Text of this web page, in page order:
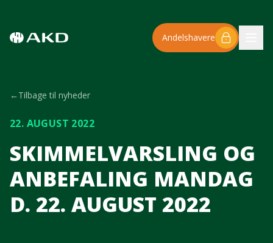
Andelshavere
←Tilbage til nyheder
22. AUGUST 2022
SKIMMELVARSLING OG
ANBEFALING MANDAG
D. 22. AUGUST 2022